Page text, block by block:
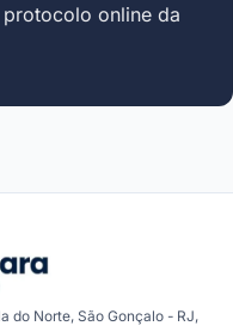
online da
do Norte, São Gonçalo - RJ,